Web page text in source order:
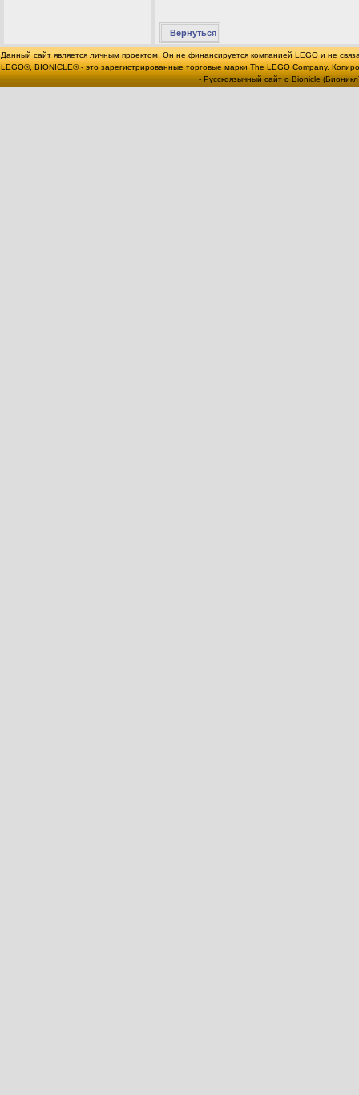
Вернуться
Данный сайт является личным проектом. Он не финансируется компанией LEGO и не
LEGO®, BIONICLE® - это зарегистрированные торговые марки The LEGO Company.
- Русскоязычный сайт о Bionicle